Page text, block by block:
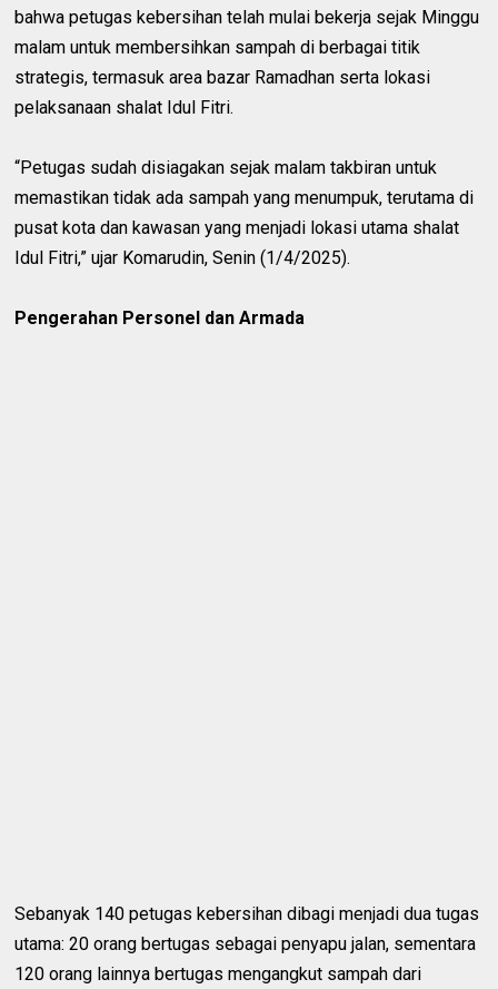
bahwa petugas kebersihan telah mulai bekerja sejak Minggu
malam untuk membersihkan sampah di berbagai titik
strategis, termasuk area bazar Ramadhan serta lokasi
pelaksanaan shalat Idul Fitri.
“Petugas sudah disiagakan sejak malam takbiran untuk
memastikan tidak ada sampah yang menumpuk, terutama di
pusat kota dan kawasan yang menjadi lokasi utama shalat
Idul Fitri,” ujar Komarudin, Senin (1/4/2025).
Pengerahan Personel dan Armada
Sebanyak 140 petugas kebersihan dibagi menjadi dua tugas
utama: 20 orang bertugas sebagai penyapu jalan, sementara
120 orang lainnya bertugas mengangkut sampah dari